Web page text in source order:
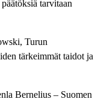
tarvitaan
Turun
tärkeimmät taidot ja
Bernelius – Suomen